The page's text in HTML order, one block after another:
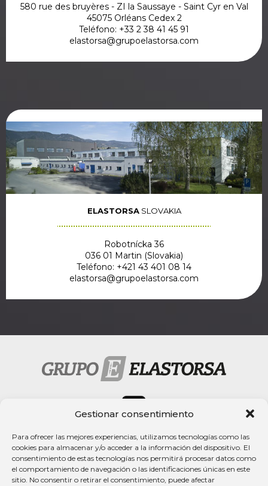
Gestionar consentimiento
Para ofrecer las mejores experiencias, utilizamos tecnologías como las
cookies para almacenar y/o acceder a la información del dispositivo. El
consentimiento de estas tecnologías nos permitirá procesar datos como
el comportamiento de navegación o las identificaciones únicas en este
sitio. No consentir o retirar el consentimiento, puede afectar
580 rue des bruyères - ZI la Saussaye - Saint Cyr en Val
45075 Orléans Cedex 2
Teléfono: +33 2 38 41 45 91
elastorsa@grupoelastorsa.com
ELASTORSASLOVAKIA
Robotnícka 36
036 01 Martin (Slovakia)
Teléfono: +421 43 401 08 14
elastorsa@grupoelastorsa.com
Rechtlicher Hinweis
Datenschutzerklärung